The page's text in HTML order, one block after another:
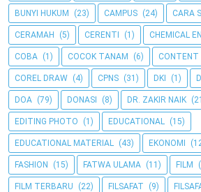
BUNYI HUKUM (23) CAMPUS (24) CARA
CERAMAH (5) CERENTI (1) CHEMICAL
COBA (1) COCOK TANAM (6) CONTENT
COREL DRAW (4) CPNS (31) DKI (1)
DOA (79) DONASI (8) DR. ZAKIR NAIK
EDITING PHOTO (1) EDUCATIONAL (15)
EDUCATIONAL MATERIAL (43) EKONOMI
FASHION (15) FATWA ULAMA (11) FILM
FILM TERBARU (22) FILSAFAT (9)